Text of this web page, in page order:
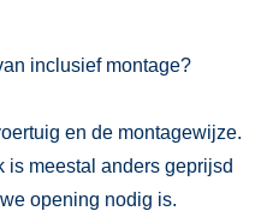
inclusief montage?
en de montagewijze.
is meestal anders geprijsd
opening nodig is.